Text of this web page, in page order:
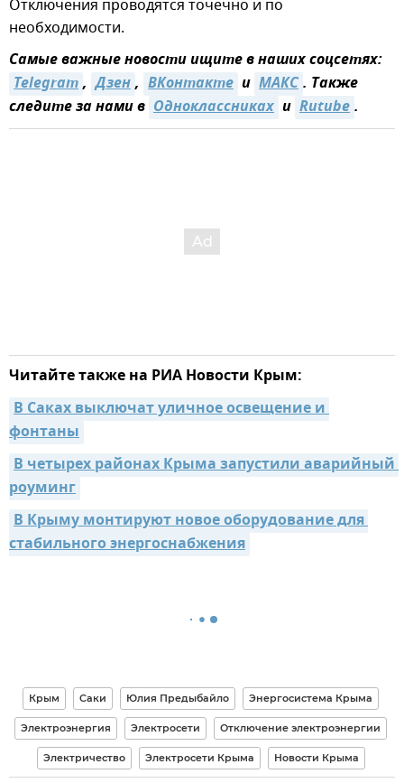
Отключения проводятся точечно и по
необходимости.
Самые важные новости ищите в наших соцсетях:
Telegram, Дзен, ВКонтакте и MAКС. Также
следите за нами в Одноклассниках и Rutube.
Читайте также на РИА Новости Крым:
В Саках выключат уличное освещение и
фонтаны
В четырех районах Крыма запустили аварийный
роуминг
В Крыму монтируют новое оборудование для
стабильного энергоснабжения
Крым Саки Юлия Предыбайло Энергосистема Крыма
Электроэнергия Электросети Отключение электроэнергии
Электричество Электросети Крыма Новости Крыма